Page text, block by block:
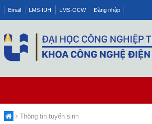
Email LMS-IUH LMS-OCW Đăng nhập
Thông tin tuyển sinh